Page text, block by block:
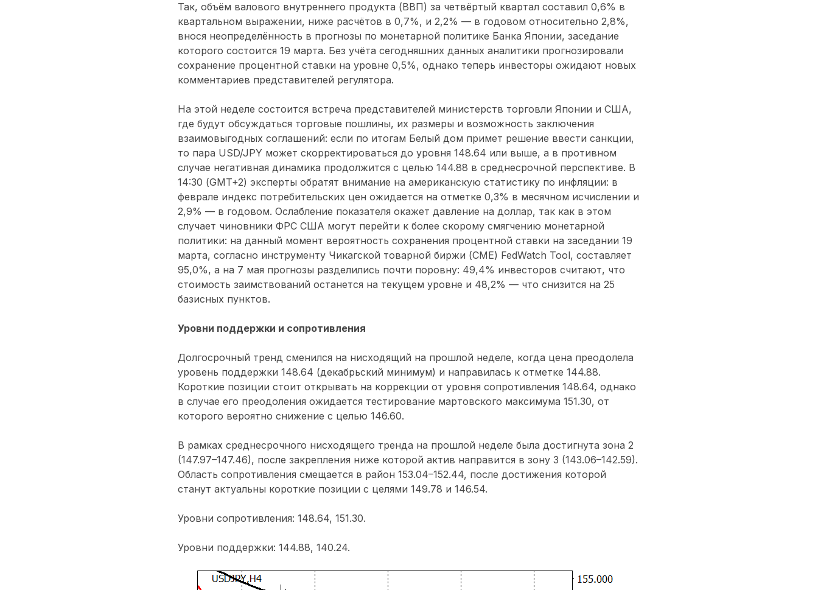
Так, объём валового внутреннего продукта (ВВП) за четвёртый квартал составил 0,6% в
квартальном выражении, ниже расчётов в 0,7%, и 2,2% — в годовом относительно 2,8%,
внося неопределённость в прогнозы по монетарной политике Банка Японии, заседание
которого состоится 19 марта. Без учёта сегодняшних данных аналитики прогнозировали
сохранение процентной ставки на уровне 0,5%, однако теперь инвесторы ожидают новых
комментариев представителей регулятора.
На этой неделе состоится встреча представителей министерств торговли Японии и США,
где будут обсуждаться торговые пошлины, их размеры и возможность заключения
взаимовыгодных соглашений: если по итогам Белый дом примет решение ввести санкции,
то пара USD/JPY может скорректироваться до уровня 148.64 или выше, а в противном
случае негативная динамика продолжится с целью 144.88 в среднесрочной перспективе. В
14:30 (GMT+2) эксперты обратят внимание на американскую статистику по инфляции: в
феврале индекс потребительских цен ожидается на отметке 0,3% в месячном исчислении и
2,9% — в годовом. Ослабление показателя окажет давление на доллар, так как в этом
случает чиновники ФРС США могут перейти к более скорому смягчению монетарной
политики: на данный момент вероятность сохранения процентной ставки на заседании 19
марта, согласно инструменту Чикагской товарной биржи (CME) FedWatch Tool, составляет
95,0%, а на 7 мая прогнозы разделились почти поровну: 49,4% инвесторов считают, что
стоимость заимствований останется на текущем уровне и 48,2% — что снизится на 25
базисных пунктов.
Уровни поддержки и сопротивления
Долгосрочный тренд сменился на нисходящий на прошлой неделе, когда цена преодолела
уровень поддержки 148.64 (декабрьский минимум) и направилась к отметке 144.88.
Короткие позиции стоит открывать на коррекции от уровня сопротивления 148.64, однако
в случае его преодоления ожидается тестирование мартовского максимума 151.30, от
которого вероятно снижение с целью 146.60.
В рамках среднесрочного нисходящего тренда на прошлой неделе была достигнута зона 2
(147.97–147.46), после закрепления ниже которой актив направится в зону 3 (143.06–142.59).
Область сопротивления смещается в район 153.04–152.44, после достижения которой
станут актуальны короткие позиции с целями 149.78 и 146.54.
Уровни сопротивления: 148.64, 151.30.
Уровни поддержки: 144.88, 140.24.